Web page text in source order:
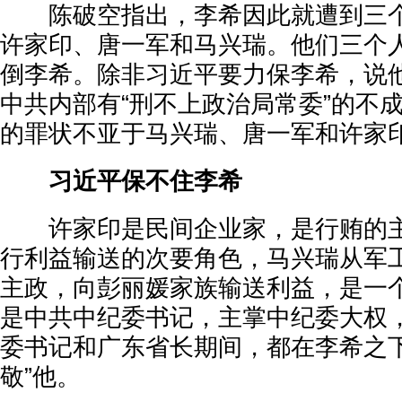
陈破空指出，李希因此就遭到三
许家印、唐一军和马兴瑞。他们三个
倒李希。除非习近平要力保李希，说
中共内部有“刑不上政治局常委”的不
的罪状不亚于马兴瑞、唐一军和许家
习近平保不住李希
许家印是民间企业家，是行贿的
行利益输送的次要角色，马兴瑞从军
主政，向彭丽媛家族输送利益，是一
是中共中纪委书记，主掌中纪委大权
委书记和广东省长期间，都在李希之
敬”他。